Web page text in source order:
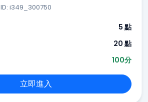
ID: i349_300750
5 點
20 點
100分
立即進入